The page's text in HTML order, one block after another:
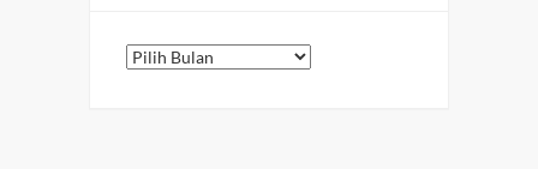
Arsip